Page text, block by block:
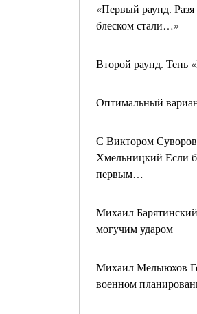
«Первый раунд. Разя
блеском стали…»
Второй раунд. Тень
Оптимальный
С Виктором
Хмельницкий Если
первым…
Михаил
могучим ударом
Михаил Мелыюхов
военном